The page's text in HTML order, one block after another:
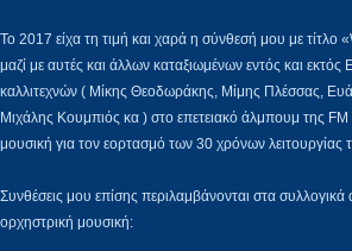
Το 2017 είχα τη τιμή και χαρά η σύνθεσή μου με τίτλο
μαζί με αυτές και άλλων καταξιωμένων εντός και
καλλιτεχνών ( Μίκης Θεοδωράκης, Μίμης Πλέσσας,
Μιχάλης Κουμπιός κα ) στο επετειακό άλμπουμ της
μουσική για τον εορτασμό των 30 χρόνων λειτουργίας
Συνθέσεις μου επίσης περιλαμβάνονται στα
ορχηστρική μουσική: